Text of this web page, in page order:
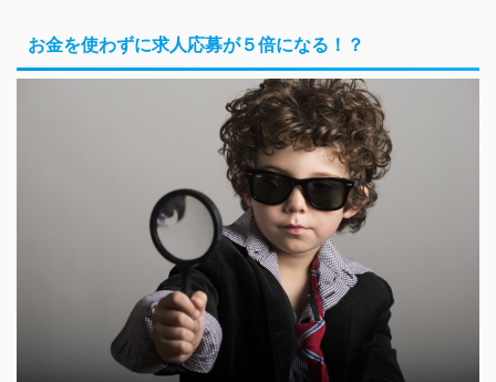
お金を使わずに求人応募が５倍になる！？